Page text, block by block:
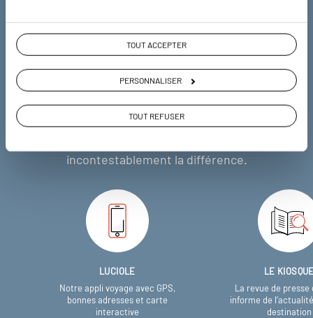
TOUT ACCEPTER
PERSONNALISER
TOUT REFUSER
Pourquoi voyager avec
nous
Soyons honnête, nous ne sommes pas les seuls
à proposer des voyages sur mesure,mais nous
incontestablement la différence.
LUCIOLE
Notre appli voyage avec GPS,
bonnes adresses et carte
interactive
LE
La revue de presse
informe de
destination